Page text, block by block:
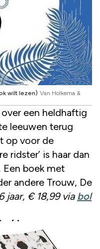
wilt lezen) Van Holkema &
een heldhaftig
leeuwen terug
op voor de
ridster’ is haar dan
Een boek met
andere Trouw, De
jaar, € 18,99 via bol